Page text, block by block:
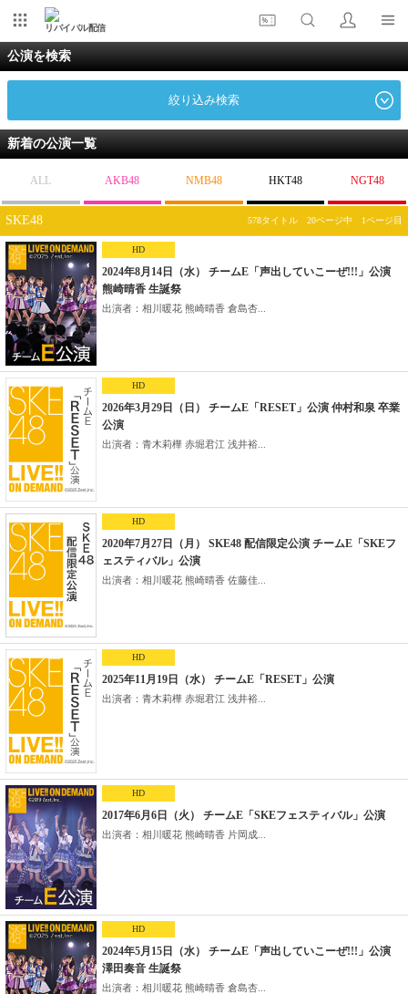
リバイバル配信
公演を検索
絞り込み検索
新着の公演一覧
ALL AKB48 NMB48 HKT48 NGT48
SKE48 578タイトル 20ページ中 1ページ目
HD
2024年8月14日（水） チームE「声出していこーぜ!!!」公演
熊崎晴香 生誕祭
出演者：相川暖花 熊崎晴香 倉島杏...
HD
2026年3月29日（日） チームE「RESET」公演 仲村和泉 卒業
公演
出演者：青木莉樺 赤堀君江 浅井裕...
HD
2020年7月27日（月） SKE48 配信限定公演 チームE「SKEフ
ェスティバル」公演
出演者：相川暖花 熊崎晴香 佐藤佳...
HD
2025年11月19日（水） チームE「RESET」公演
出演者：青木莉樺 赤堀君江 浅井裕...
HD
2017年6月6日（火） チームE「SKEフェスティバル」公演
出演者：相川暖花 熊崎晴香 片岡成...
HD
2024年5月15日（水） チームE「声出していこーぜ!!!」公演
澤田奏音 生誕祭
出演者：相川暖花 熊崎晴香 倉島杏...